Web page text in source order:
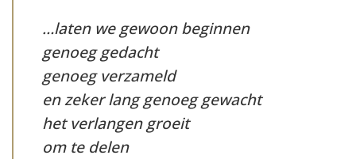
…laten we gewoon beginnen
genoeg gedacht
genoeg verzameld
en zeker lang genoeg gewacht
het verlangen groeit
om te delen